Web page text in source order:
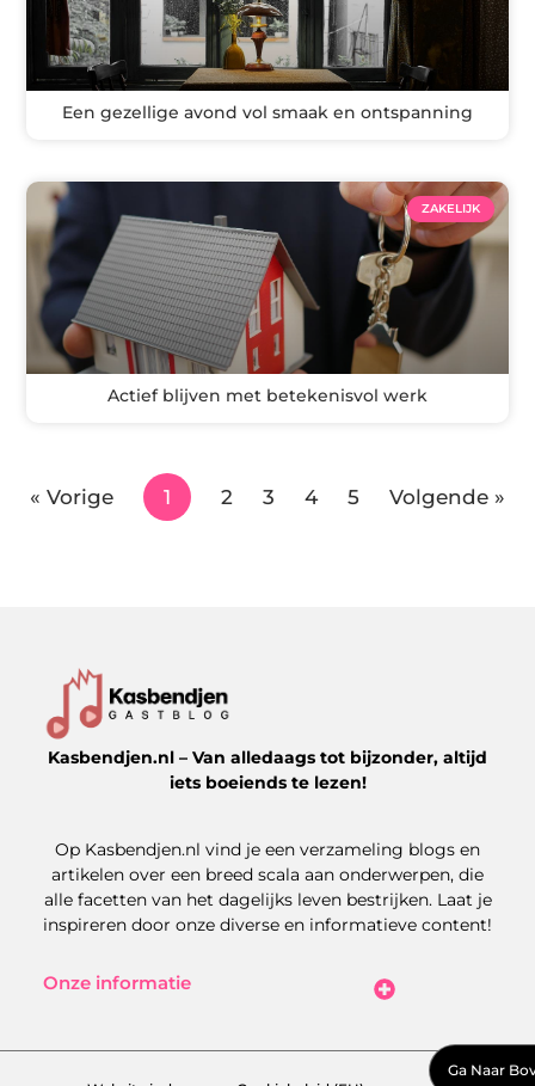
Ga Naar
Een gezellige avond vol smaak en ontspanning
ZAKELIJK
Actief blijven met betekenisvol werk
« Vorige 1 2 3 4 5 Volgende »
Kasbendjen.nl – Van alledaags tot bijzonder, altijd
iets boeiends te lezen!
Op Kasbendjen.nl vind je een verzameling blogs en
artikelen over een breed scala aan onderwerpen, die
alle facetten van het dagelijks leven bestrijken. Laat je
inspireren door onze diverse en informatieve content!
Onze informatie